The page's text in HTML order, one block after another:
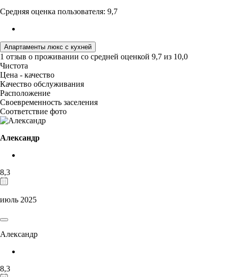
Средняя оценка пользователя: 9,7
Апартаменты люкс с кухней
1 отзыв о проживании со средней оценкой 9,7 из 10,0
Чистота
Цена - качество
Качество обслуживания
Расположение
Своевременность заселения
Соответствие фото
Александр
8,3
июль 2025
Александр
8,3